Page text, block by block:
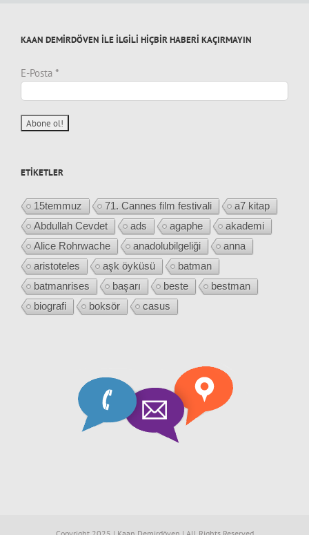
KAAN DEMİRDÖVEN İLE İLGİLİ HİÇBİR HABERİ KAÇIRMAYIN
E-Posta *
ETIKETLER
15temmuz 71. Cannes film festivali
a7 kitap
Abdullah Cevdet
ads agaphe
akademi
Alice Rohrwache
anadolubilgeliği
anna
aristoteles
aşk öyküsü
batman
batmanrises
başarı beste
bestman
biografi
boksör casus